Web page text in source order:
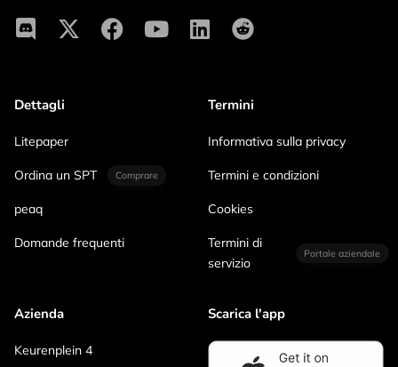
Dettagli
Litepaper
Ordina un SPT Comprare
peaq
Domande frequenti
Termini
Informativa sulla privacy
Termini e condizioni
Cookies
Termini di
servizio
Portale aziendale
Azienda
Keurenplein 4
Scarica l'app